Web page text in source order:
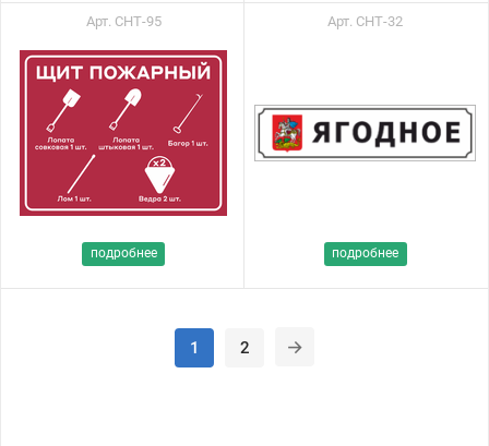
Арт. СНТ-95
подробнее
Арт. СНТ-32
подробнее
1 2